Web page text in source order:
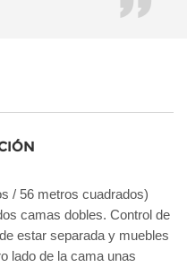
/ 56 metros cuadrados)
camas dobles. Control de
estar separada y muebles
lado de la cama unas